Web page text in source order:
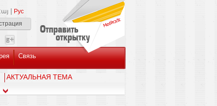
Рус
Связь
AКТУАЛЬНАЯ ТЕМА